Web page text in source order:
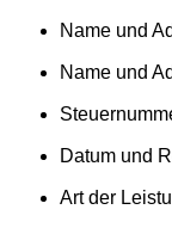
Name und
Name und
Datum und
Art der